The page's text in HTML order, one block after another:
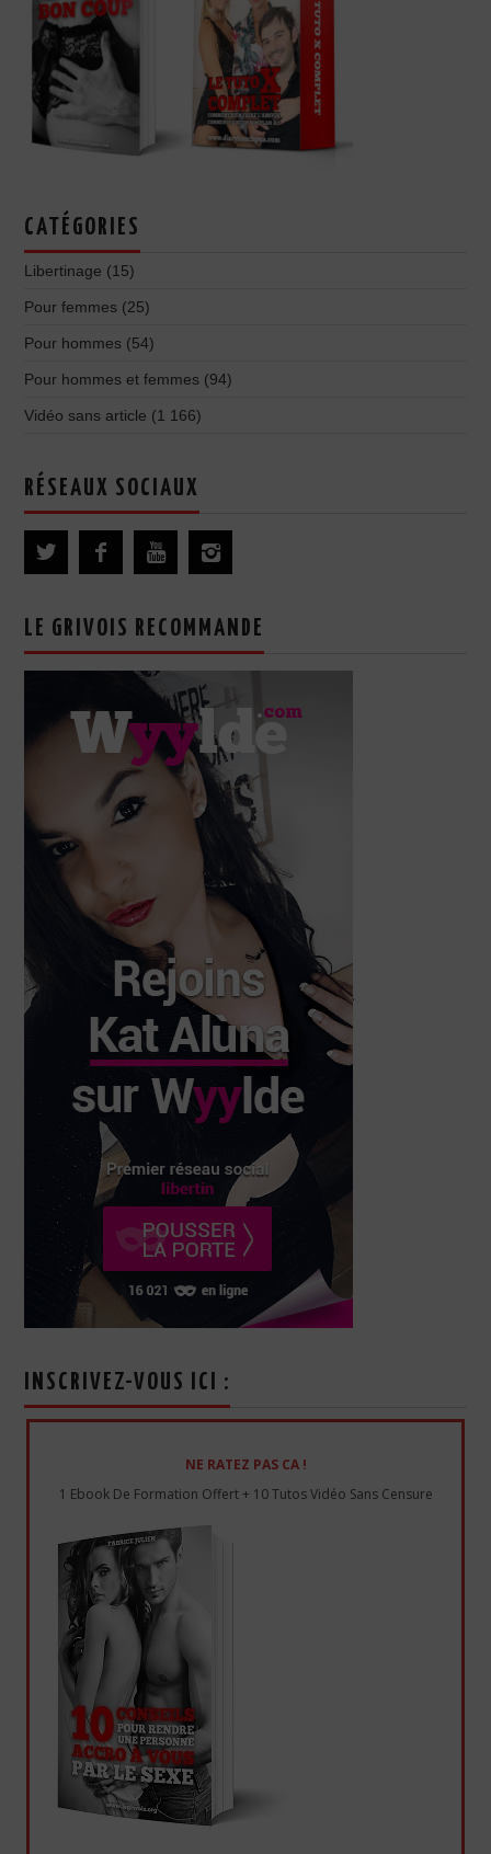
CATÉGORIES
Libertinage (15)
Pour femmes (25)
Pour hommes (54)
Pour hommes et femmes (94)
Vidéo sans article (1 166)
RÉSEAUX SOCIAUX
LE GRIVOIS RECOMMANDE
INSCRIVEZ-VOUS ICI :
NE RATEZ PAS CA !
1 Ebook De Formation Offert + 10 Tutos Vidéo Sans Censure